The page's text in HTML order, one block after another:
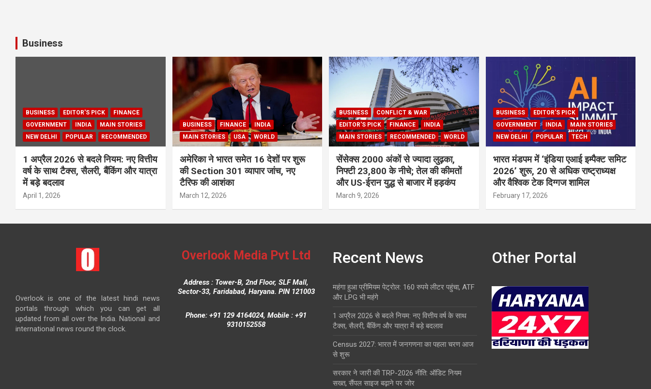
Business
BUSINESS EDITOR'S PICK
FINANCE
GOVERNMENT
INDIA
MAIN STORIES
NEW DELHI
POPULAR RECOMMENDED
1 अप्रैल 2026 से बदले नियम: नए वित्तीय
वर्ष के साथ टैक्स, सैलरी, बैंकिंग और यात्रा
में बड़े बदलाव
April 1, 2026
BUSINESS FINANCE
INDIA
MAIN STORIES
USA WORLD
अमेरिका ने भारत समेत 16 देशों पर शुरू
की Section 301 व्यापार जांच, नए
टैरिफ की आशंका
March 12, 2026
BUSINESS
CONFLICT & WAR
EDITOR'S PICK
FINANCE
INDIA
MAIN STORIES
RECOMMENDED WORLD
सेंसेक्स 2000 अंकों से ज्यादा लुढ़का,
निफ्टी 23,800 के नीचे; तेल की कीमतों
और US-ईरान युद्ध से बाजार में हड़कंप
March 9, 2026
BUSINESS
EDITOR'S PICK
GOVERNMENT
INDIA
MAIN STORIES
NEW DELHI
POPULAR TECH
भारत मंडपम में ‘इंडिया एआई इम्पैक्ट समिट
2026’ शुरू, 20 से अधिक राष्ट्राध्यक्ष
और वैश्विक टेक दिग्गज शामिल
February 17, 2026
Overlook is one of the latest hindi news
portals through which you can get all
updated from all over the India. National and
international news round the clock.
Overlook Media Pvt Ltd
Address : Tower-B, 2nd Floor, SLF Mall,
Sector-33, Faridabad, Haryana. PIN 121003
Phone: +91 129 4164024, Mobile : +91
9310152558
Recent News
महंगा हुआ प्रीमियम पेट्रोल: 160 रुपये लीटर पहुंचा, ATF
और LPG भी महंगे
1 अप्रैल 2026 से बदले नियम: नए वित्तीय वर्ष के साथ
टैक्स, सैलरी, बैंकिंग और यात्रा में बड़े बदलाव
Census 2027: भारत में जनगणना का पहला चरण आज
से शुरू
सरकार ने जारी की TRP-2026 नीति: ऑडिट नियम
सख्त, सैंपल साइज बढ़ाने पर जोर
Other Portal